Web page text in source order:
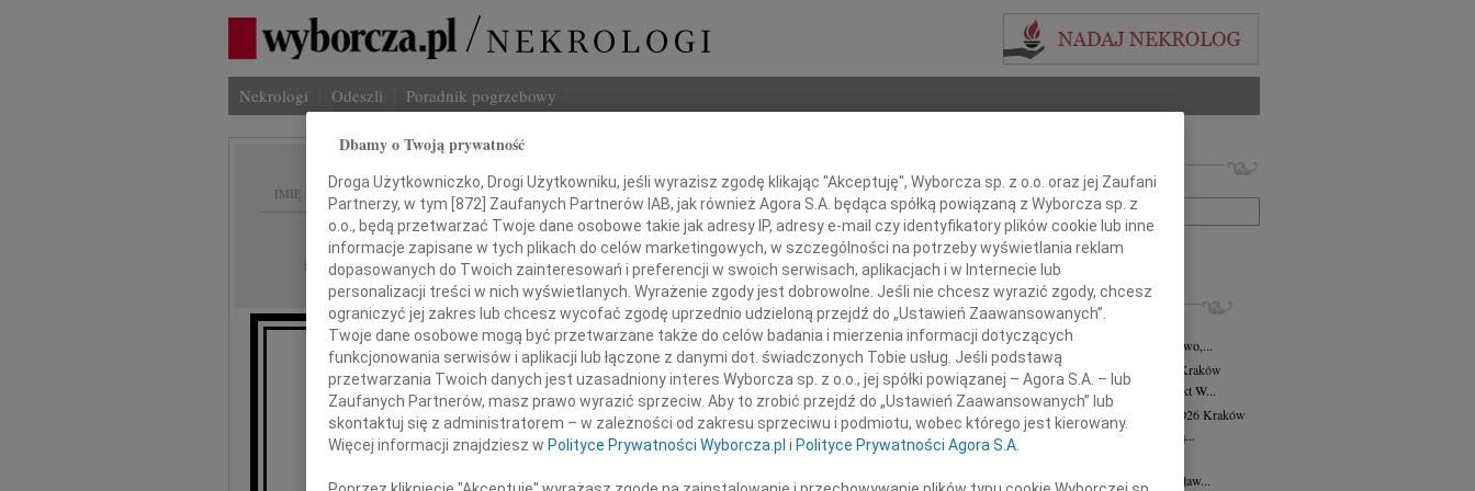
Nekrologi Odeszli Poradnik pogrzebowy
IMIĘ I NAZWISKO:
REGION: Kraków
DATA EMISJI: 11.03.2019
Dnia 3 marca 2019 roku zmarł po ciężkiej chorobie
nasz najdroższy Ojciec i Dziadek
Imię i nazwisko lub numer ogłoszenia:
+ szukanie zaawansowane
INNE NEKROLOGI
03.08.2026Kraków
Dla Basi Domek, Dora i Klaudiusz, Eliza, Gwo,...
Magdalena Płonka-Kalkowska 10.07.2026
Kraków
Magdalena Płonka-Kalkowska Kuka architekt W...
Barbara Tworzewska-Mikołajewicz
02.07.2026 Kraków
Z głębokim żalem żegnamy naszą wieloletnią...
Stanisław Król
23 czerwca 2026 roku odszedł Mistrz Stanisław...
Dbamy o Twoją prywatność
Droga Użytkowniczko, Drogi Użytkowniku, jeśli wyrazisz zgodę klikając "Akceptuję", Wyborcza sp. z o.o. oraz jej Zaufani
Partnerzy, w tym [ 872 ] Zaufanych Partnerów IAB, jak również Agora S.A. będąca spółką powiązaną z Wyborcza sp. z
o.o., będą przetwarzać Twoje dane osobowe takie jak adresy IP, adresy e-mail czy identyfikatory plików cookie lub inne
informacje zapisane w tych plikach do celów marketingowych, w szczególności na potrzeby wyświetlania reklam
dopasowanych do Twoich zainteresowań i preferencji w swoich serwisach, aplikacjach i w Internecie lub
personalizacji treści w nich wyświetlanych. Wyrażenie zgody jest dobrowolne. Jeśli nie chcesz wyrazić zgody, chcesz
ograniczyć jej zakres lub chcesz wycofać zgodę uprzednio udzieloną przejdź do „Ustawień Zaawansowanych”.
Twoje dane osobowe mogą być przetwarzane także do celów badania i mierzenia informacji dotyczących
funkcjonowania serwisów i aplikacji lub łączone z danymi dot. świadczonych Tobie usług. Jeśli podstawą
przetwarzania Twoich danych jest uzasadniony interes Wyborcza sp. z o.o., jej spółki powiązanej – Agora S.A. – lub
Zaufanych Partnerów, masz prawo wyrazić sprzeciw. Aby to zrobić przejdź do „Ustawień Zaawansowanych” lub
skontaktuj się z administratorem – w zależności od zakresu sprzeciwu i podmiotu, wobec którego jest kierowany.
Więcej informacji znajdziesz w Polityce Prywatności Wyborcza.pl i Polityce Prywatności Agora S.A.